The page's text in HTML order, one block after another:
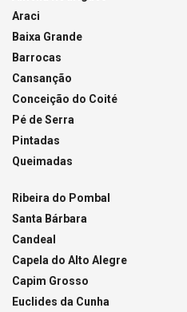
Araci
Baixa Grande
Barrocas
Cansanção
Conceição do Coité
Pé de Serra
Pintadas
Queimadas
Ribeira do Pombal
Santa Bárbara
Candeal
Capela do Alto Alegre
Capim Grosso
Euclides da Cunha